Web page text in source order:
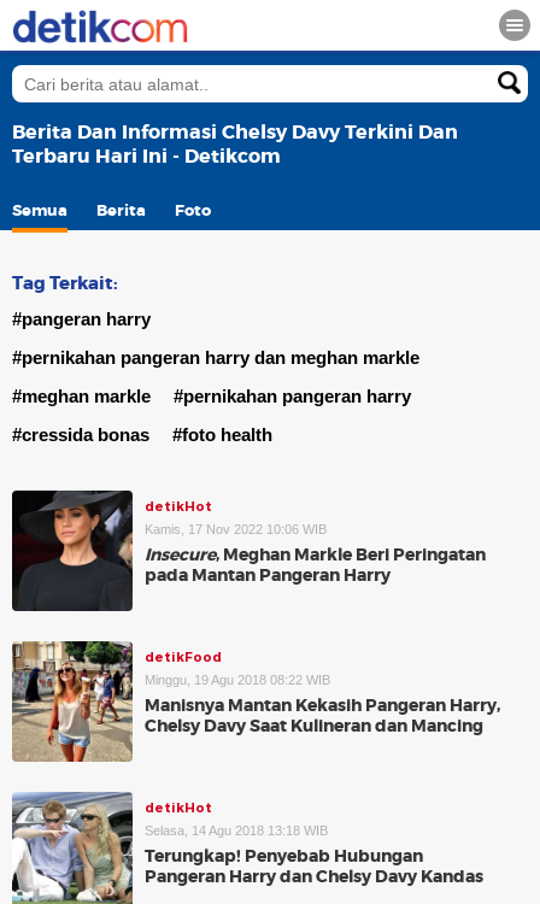
Berita Dan Informasi Chelsy Davy Terkini Dan
Terbaru Hari Ini - Detikcom
Semua Berita Foto
Tag Terkait:
#pangeran harry
#pernikahan pangeran harry dan meghan markle
#meghan markle
#pernikahan pangeran harry
#cressida bonas
#foto health
detikHot
Kamis, 17 Nov 2022 10:06 WIB
Insecure, Meghan Markle Beri Peringatan
pada Mantan Pangeran Harry
detikFood
Minggu, 19 Agu 2018 08:22 WIB
Manisnya Mantan Kekasih Pangeran Harry,
Chelsy Davy Saat Kulineran dan Mancing
detikHot
Selasa, 14 Agu 2018 13:18 WIB
Terungkap! Penyebab Hubungan
Pangeran Harry dan Chelsy Davy Kandas